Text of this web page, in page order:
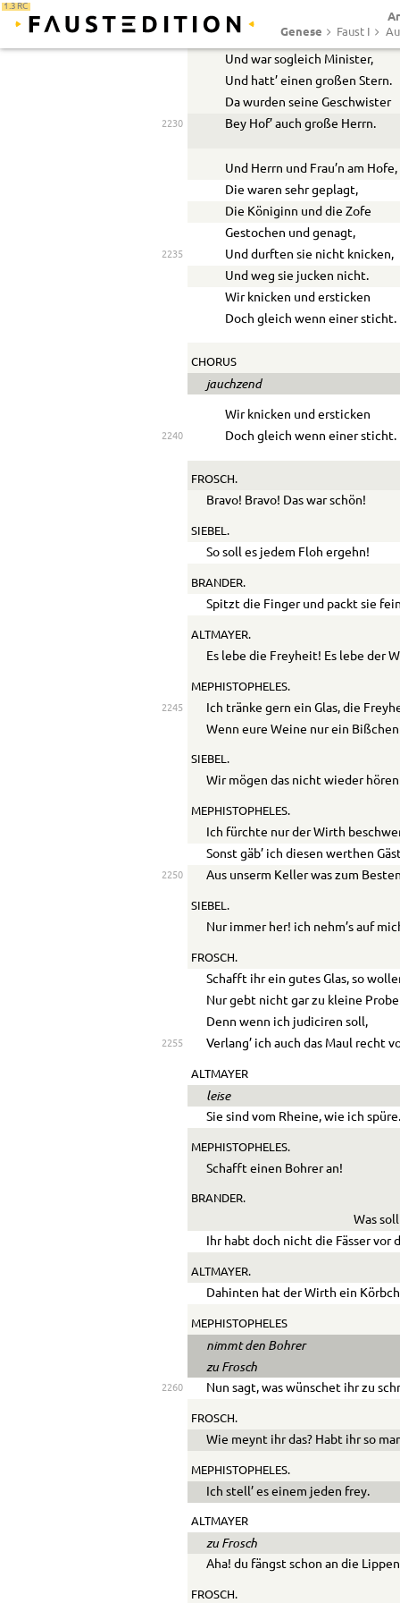
1.3 RC
Genese
Faust I
2225
Hatte Bänder auf dem Kleide,
Hatt’ auch ein Kreuz daran,
Und war sogleich Minister,
Und hatt’ einen großen Stern.
Da wurden seine Geschwister
2230 Bey Hof’ auch große Herrn.
Und Herrn und Frau’n am Hofe,
Die waren sehr geplagt,
Die Königinn und die Zofe
Gestochen und genagt,
2235
Und durften sie nicht knicken,
Und weg sie jucken nicht.
Wir knicken und ersticken
Doch gleich wenn einer sticht.
CHORUS
jauchzend
Wir knicken und ersticken
2240 Doch gleich wenn einer sticht.
FROSCH.
Bravo! Bravo! Das war schön!
SIEBEL.
So soll es jedem Floh ergehn!
BRANDER.
Spitzt die Finger und packt sie
ALTMAYER.
Es lebe die Freyheit! Es lebe der
MEPHISTOPHELES.
2245
Ich tränke gern ein Glas, die
Wenn eure Weine nur ein
SIEBEL.
Wir mögen das nicht wieder
MEPHISTOPHELES.
Ich fürchte nur der Wirth
Sonst gäb’ ich diesen werthen
2250 Aus unserm Keller was zum
SIEBEL.
Nur immer her! ich nehm’s auf
FROSCH.
Schafft ihr ein gutes Glas, so
Nur gebt nicht gar zu kleine
Denn wenn ich judiciren soll,
2255 Verlang’ ich auch das Maul recht
ALTMAYER
leise
Sie sind vom Rheine, wie ich
MEPHISTOPHELES.
Schafft einen Bohrer an!
BRANDER.
Was
Ihr habt doch nicht die Fässer vor
ALTMAYER.
Dahinten hat der Wirth ein
MEPHISTOPHELES
nimmt den Bohrer
zu Frosch
2260 Nun sagt, was wünschet ihr zu
FROSCH.
Wie meynt ihr das? Habt ihr so
MEPHISTOPHELES.
Ich stell’ es einem jeden frey.
ALTMAYER
zu Frosch
Aha! du fängst schon an die
FROSCH.